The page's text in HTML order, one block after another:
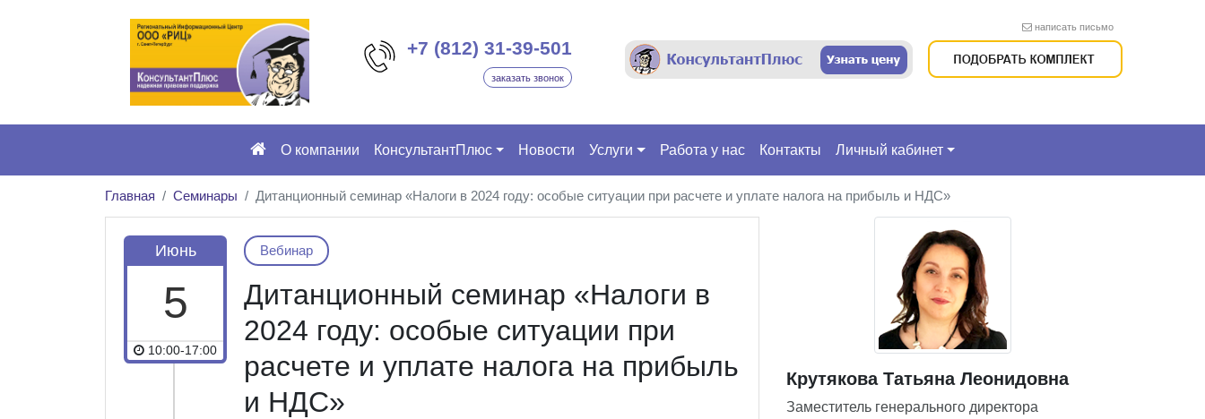
+7 (812) 31-39-501
заказать звонок
написать письмо
О компании КонсультантПлюс Новости Услуги Работа у нас Контакты Личный кабинет
Главная Семинары Дитанционный семинар «Налоги в 2024 году: особые ситуации при расчете и уплате налога на прибыль и НДС»
Июнь
5
10:00-17:00
Вебинар
Дитанционный семинар «Налоги в
2024 году: особые ситуации при
расчете и уплате налога на прибыль
и НДС»
Крутякова Татьяна Леонидовна
Заместитель генерального директора